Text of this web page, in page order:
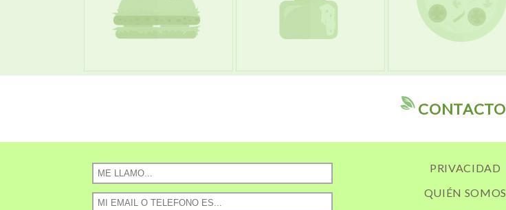
CONTACTO
PRIVACIDAD
QUIÉN SOMOS